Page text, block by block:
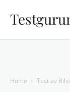
Home Test av